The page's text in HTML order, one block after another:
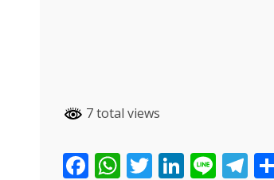
7 total views
Facebook
WhatsApp
TwitterLine